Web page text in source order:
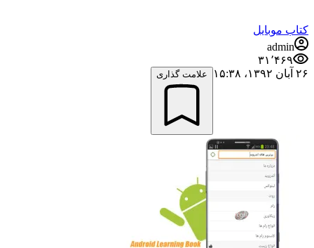
کتاب موبایل
admin
۳۱٬۴۶۹
۲۶ آبان ۱۳۹۲،‏ ۱۵:۳۸
علامت گذاری